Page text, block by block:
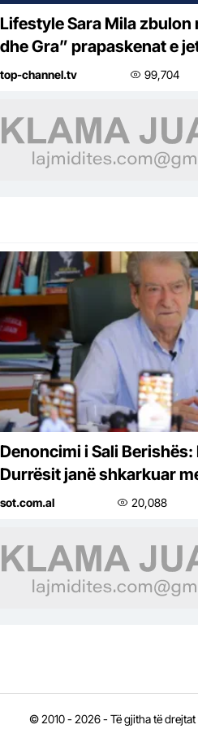
Lifestyle Sara Mila zbulon në “Goca
dhe Gra” prapaskenat e
politike: Teatër jo i bukur,
top-channel.tv 99,704
Denoncimi i Sali Berishës:
Durrësit janë shkarkuar
kontejnerë me euro! Prej
sot.com.al 20,088
© 2010 - 2026 - Të gjitha të drejtat